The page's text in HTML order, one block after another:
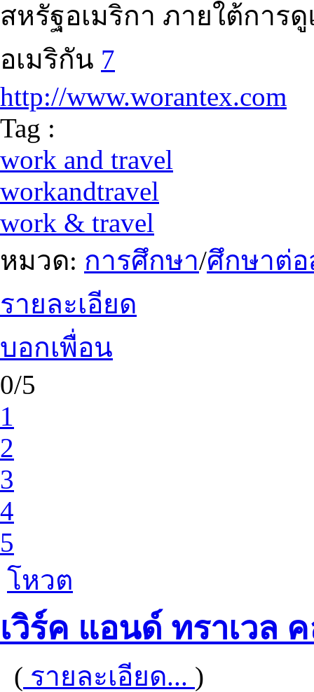
สหรัฐอเมริกา ภายใต้การ
อเมริกัน 7
http://www.worantex.com
Tag :
work and travel
workandtravel
work & travel
หมวด: การศึกษา/ศึกษาต่อ
รายละเอียด
บอกเพื่อน
0/5
1
2
3
4
5
โหวต
เวิร์ค แอนด์ ทราเวล
( รายละเอียด... )